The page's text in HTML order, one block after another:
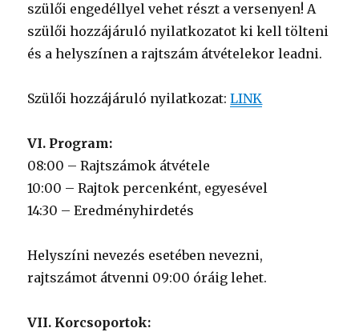
szülői engedéllyel vehet részt a versenyen! A
szülői hozzájáruló nyilatkozatot ki kell tölteni
és a helyszínen a rajtszám átvételekor leadni.
Szülői hozzájáruló nyilatkozat:LINK
VI. Program:
08:00 – Rajtszámok átvétele
10:00 – Rajtok percenként, egyesével
14:30 – Eredményhirdetés
Helyszíni nevezés esetében nevezni,
rajtszámot átvenni 09:00 óráig lehet.
VII. Korcsoportok: